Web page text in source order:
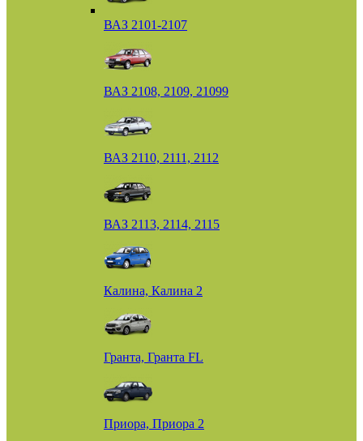
ВАЗ 2101-2107
ВАЗ 2108, 2109, 21099
ВАЗ 2110, 2111, 2112
ВАЗ 2113, 2114, 2115
Калина, Калина 2
Гранта, Гранта FL
Приора, Приора 2